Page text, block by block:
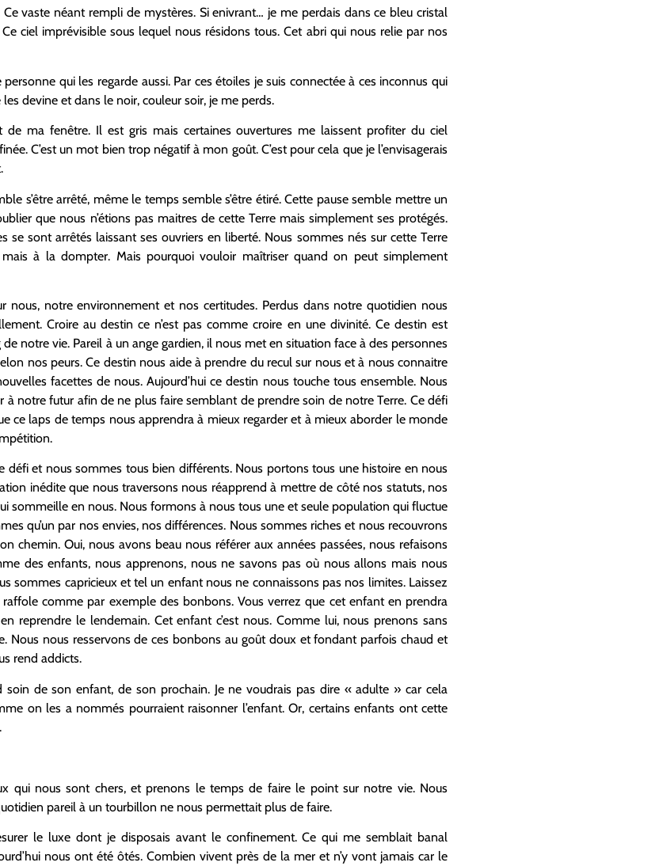
Ce vaste néant rempli de mystères. Si enivrant… je me perdais dans ce bleu cristal
ciel imprévisible sous lequel nous résidons tous. Cet abri qui nous relie par nos
qui les regarde aussi. Par ces étoiles je suis connectée à ces inconnus qui
devine et dans le noir, couleur soir, je me perds.
de ma fenêtre. Il est gris mais certaines ouvertures me laissent profiter du ciel
C’est un mot bien trop négatif à mon goût. C’est pour cela que je l’envisagerais
s’être arrêté, même le temps semble s’être étiré. Cette pause semble mettre un
que nous n’étions pas maitres de cette Terre mais simplement ses protégés.
se sont arrêtés laissant ses ouvriers en liberté. Nous sommes nés sur cette Terre
à la dompter. Mais pourquoi vouloir maîtriser quand on peut simplement
nous, notre environnement et nos certitudes. Perdus dans notre quotidien nous
Croire au destin ce n’est pas comme croire en une divinité. Ce destin est
notre vie. Pareil à un ange gardien, il nous met en situation face à des personnes
nos peurs. Ce destin nous aide à prendre du recul sur nous et à nous connaitre
facettes de nous. Aujourd’hui ce destin nous touche tous ensemble. Nous
notre futur afin de ne plus faire semblant de prendre soin de notre Terre. Ce défi
ce laps de temps nous apprendra à mieux regarder et à mieux aborder le monde
défi et nous sommes tous bien différents. Nous portons tous une histoire en nous
inédite que nous traversons nous réapprend à mettre de côté nos statuts, nos
sommeille en nous. Nous formons à nous tous une et seule population qui fluctue
qu’un par nos envies, nos différences. Nous sommes riches et nous recouvrons
chemin. Oui, nous avons beau nous référer aux années passées, nous refaisons
des enfants, nous apprenons, nous ne savons pas où nous allons mais nous
sommes capricieux et tel un enfant nous ne connaissons pas nos limites. Laissez
comme par exemple des bonbons. Vous verrez que cet enfant en prendra
en reprendre le lendemain. Cet enfant c’est nous. Comme lui, nous prenons sans
Nous nous resservons de ces bonbons au goût doux et fondant parfois chaud et
rend addicts.
de son enfant, de son prochain. Je ne voudrais pas dire « adulte » car cela
on les a nommés pourraient raisonner l’enfant. Or, certains enfants ont cette
qui nous sont chers, et prenons le temps de faire le point sur notre vie. Nous
pareil à un tourbillon ne nous permettait plus de faire.
le luxe dont je disposais avant le confinement. Ce qui me semblait banal
nous ont été ôtés. Combien vivent près de la mer et n’y vont jamais car le